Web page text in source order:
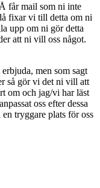
får mail som ni inte
fixar vi till detta om ni
upp om ni gör detta
att ni vill oss något.
men som sagt
så gör vi det ni vill att
om och jag/vi har läst
oss efter dessa
tryggare plats för oss